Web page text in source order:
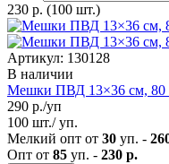
230 р. (100 шт.)
Артикул: 130128
В наличии
Мешки ПВД 13×36 см, 80
290 р./уп
100 шт./ уп.
Мелкий опт от 30 уп. -
Опт от 85 уп. - 230 р.